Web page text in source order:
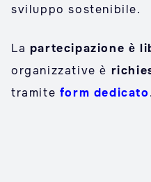
sviluppo sostenibile.
La partecipazione è
organizzative è
tramite form dedicato.